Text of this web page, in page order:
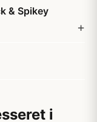
& Spikey
i